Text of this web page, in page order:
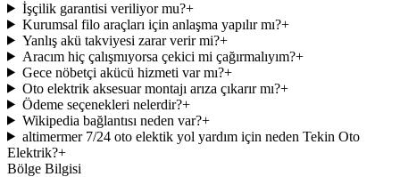
İşçilik garantisi veriliyor mu?+
Kurumsal filo araçları için anlaşma yapılır mı?+
Yanlış akü takviyesi zarar verir mi?+
Aracım hiç çalışmıyorsa çekici mi çağırmalıyım?+
Gece nöbetçi akücü hizmeti var mı?+
Oto elektrik aksesuar montajı arıza çıkarır mı?+
Ödeme seçenekleri nelerdir?+
Wikipedia bağlantısı neden var?+
altimermer 7/24 oto elektik yol yardım için neden Tekin Oto
Elektrik?+
Bölge Bilgisi